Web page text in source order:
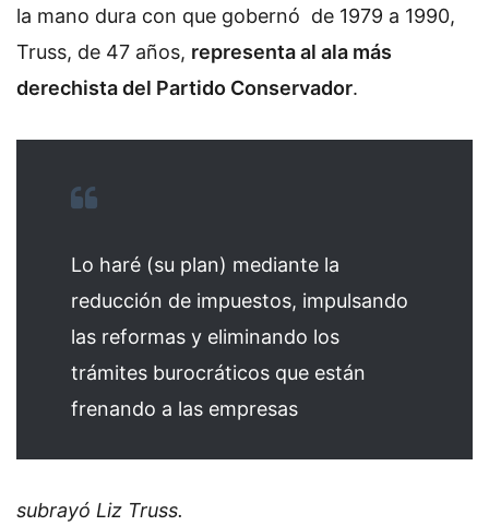
la mano dura con que gobernó de 1979 a 1990,
Truss, de 47 años, representa al ala más
derechista del Partido Conservador.
Lo haré (su plan) mediante la
reducción de impuestos, impulsando
las reformas y eliminando los
trámites burocráticos que están
frenando a las empresas
subrayó Liz Truss.